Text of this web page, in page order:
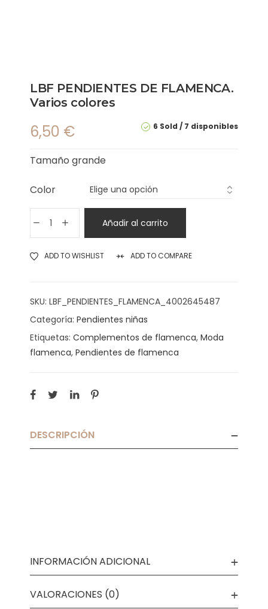
LBF PENDIENTES DE FLAMENCA.
Varios colores
6 Sold 7 disponibles
6,50 €
Tamaño grande
Color
Añadir al carrito
ADD TO WISHLIST ADD TO COMPARE
SKU: LBF_PENDIENTES_FLAMENCA_4002645487
Categoría: Pendientes niñas
Etiquetas: Complementos de flamenca, Moda
flamenca, Pendientes de flamenca
DESCRIPCIÓN
INFORMACIÓN ADICIONAL
VALORACIONES (0)